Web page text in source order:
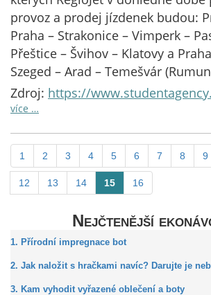
provoz a prodej jízdenek budou:
Praha – Strakonice – Vimperk –
Přeštice – Švihov – Klatovy a
Szeged – Arad – Temešvár
Zdroj: https://
více …
1 2 3 4 5 6 7 8 9
12 13 14 15 16
Nejčtenější
1. Přírodní impregnace bot
2. Jak naložit s hračkami navíc? Darujte je
3. Kam vyhodit vyřazené oblečení a boty